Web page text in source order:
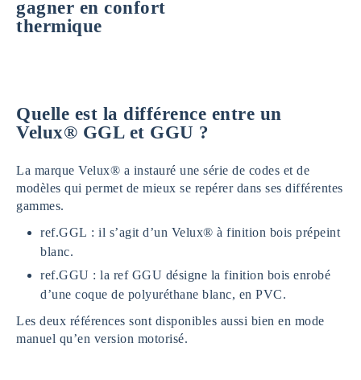
gagner en confort
thermique
Quelle est la différence entre un
Velux® GGL et GGU ?
La marque Velux® a instauré une série de codes et de
modèles qui permet de mieux se repérer dans ses différentes
gammes.
ref.GGL : il s’agit d’un Velux® à finition bois prépeint
blanc.
ref.GGU : la ref GGU désigne la finition bois enrobé
d’une coque de polyuréthane blanc, en PVC.
Les deux références sont disponibles aussi bien en mode
manuel qu’en version motorisé.